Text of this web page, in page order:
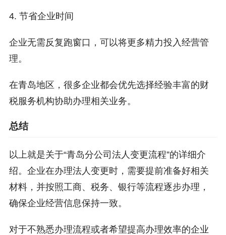
4. 节省企业时间
企业无需反复跑窗口，可以将更多精力投入经营管
理。
在青岛地区，很多企业都会优先选择经验丰富的财
税服务机构协助办理相关业务。
总结
以上就是关于“青岛分公司法人变更流程”的详细介
绍。企业在办理法人变更时，需要提前准备好相关
材料，并按照工商、税务、银行等流程逐步办理，
确保企业经营信息保持一致。
对于不熟悉办理流程或者希望提高办理效率的企业